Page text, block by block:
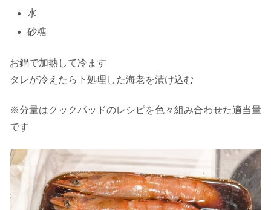
水
砂糖
お鍋で加熱して冷ます
タレが冷えたら下処理した海老を漬け込む
※分量はクックパッドのレシピを色々組み合わせた適当量
です